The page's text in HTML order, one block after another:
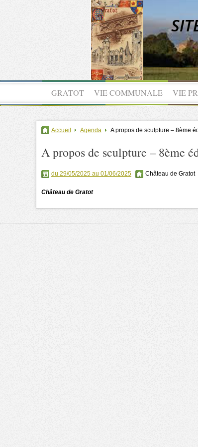
GRATOT VIE COMMUNALE VIE
Accueil Agenda A propos de sculpture – 8ème
A propos de sculpture – 8ème
du 29/05/2025 au 01/06/2025 Château de Gratot
Château de Gratot